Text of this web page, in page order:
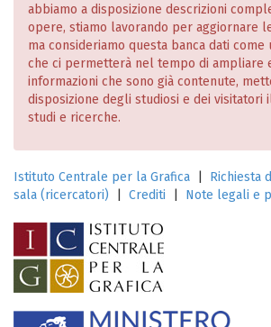
abbiamo a disposizione descrizioni
opere, stiamo lavorando per aggiornare
ma consideriamo questa banca dati
che ci permetterà nel tempo di ampliare
informazioni che sono già contenute,
disposizione degli studiosi e dei visitatori
studi e ricerche.
Istituto Centrale per la Grafica
Richiesta
sala (ricercatori)
Crediti Note legali e